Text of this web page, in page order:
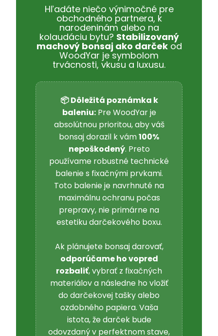
Hľadáte niečo výnimočné pre
obchodného partnera, k
narodeninám alebo na
kolaudáciu bytu? Stabilizovaný
machový bonsaj ako darčekod
WoodYar je symbolom
trvácnosti, vkusu a luxusu.
📦 Dôležitá poznámka k
baleniu:Pre WoodYar je
absolútnou prioritou, aby váš
bonsaj dorazil k vám100%
nepoškodený. Preto
používame robustné technické
balenie s fixačnými prvkami.
Toto balenie je navrhnuté na
maximálnu ochranu počas
prepravy, nie primárne na
estetiku darčekového boxu.
Ak plánujete bonsaj darovať,
odporúčame ho vopred
rozbaliť, vybrať z fixačných
materiálov a následne ho vložiť
do darčekovej tašky alebo
ozdobného papiera. Vaša
istota, že darček bude
odovzdaný v perfektnom stave,